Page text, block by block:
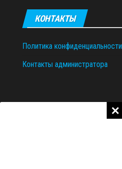
КОНТАКТЫ
Политика конфиденциальности
Контакты администратора